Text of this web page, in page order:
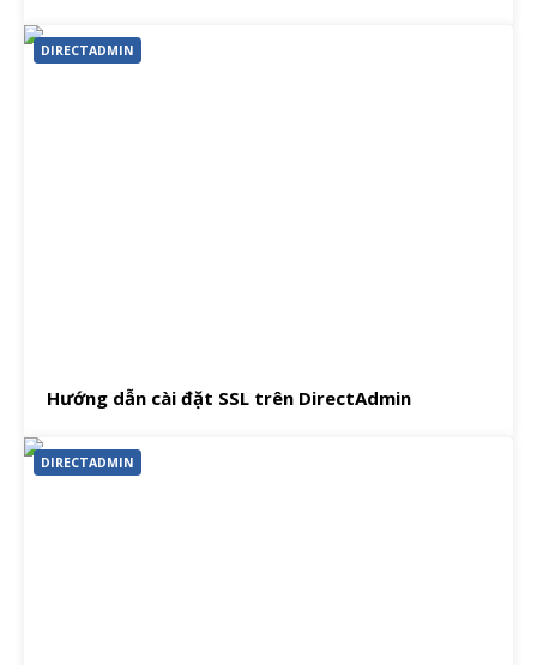
DIRECTADMIN
Hướng dẫn cài đặt SSL trên DirectAdmin
DIRECTADMIN